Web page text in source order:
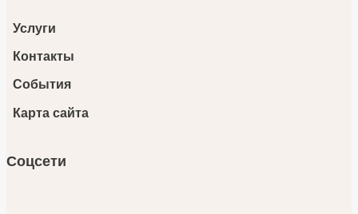
Услуги
Контакты
События
Карта сайта
Соцсети